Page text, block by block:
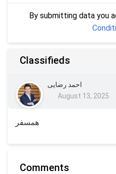
By submitting data you
Classifieds
احمد رضایی
August 13, 2025
همسفر
Comments